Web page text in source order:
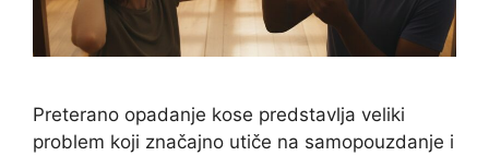
Preterano opadanje kose predstavlja veliki
problem koji značajno utiče na samopouzdanje i